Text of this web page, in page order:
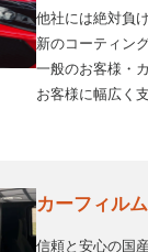
他社には絶対負
新のコーティン
一般のお客様・
お客様に幅広く
カーフィルム
信頼と安心の国